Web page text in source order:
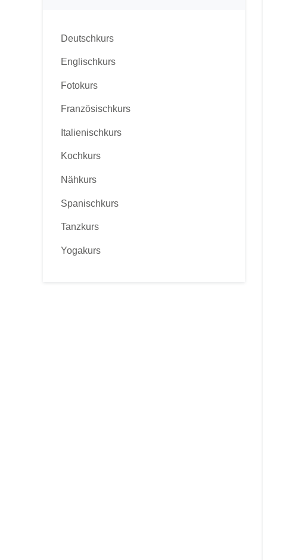
Deutschkurs
Englischkurs
Fotokurs
Französischkurs
Italienischkurs
Kochkurs
Nähkurs
Spanischkurs
Tanzkurs
Yogakurs